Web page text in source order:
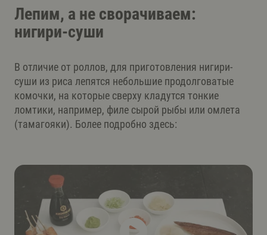
Лепим, а не сворачиваем:
нигири-суши
В отличие от роллов, для приготовления нигири-
суши из риса лепятся небольшие продолговатые
комочки, на которые сверху кладутся тонкие
ломтики, например, филе сырой рыбы или омлета
(тамагояки). Более подробно здесь: